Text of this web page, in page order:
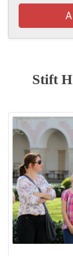
Stift